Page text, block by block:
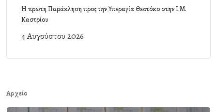
Η πρώτη Παράκληση προς την Υπεραγία Θεοτόκο στην Ι.Μ.
Καστρίου
4 Αυγούστου 2026
Αρχείο